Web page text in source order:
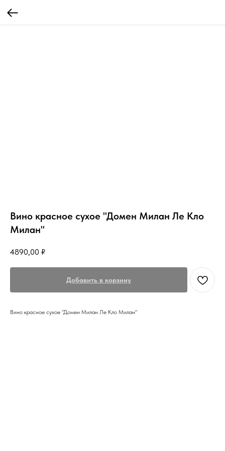
Вино красное сухое "Домен Милан Ле Кло
Милан"
4890,00 ₽
Добавить в корзину
Вино красное сухое "Домен Милан Ле Кло Милан"